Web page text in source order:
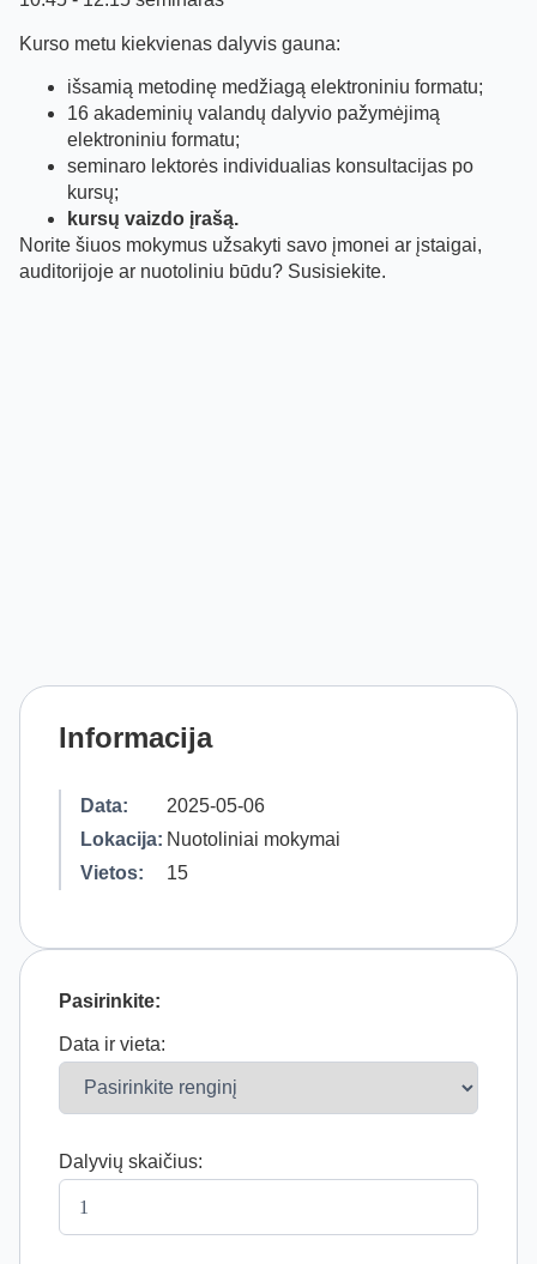
Kurso metu kiekvienas dalyvis gauna:
išsamią metodinę medžiagą elektroniniu formatu;
16 akademinių valandų dalyvio pažymėjimą
elektroniniu formatu;
seminaro lektorės individualias konsultacijas po
kursų;
kursų vaizdo įrašą.
Norite šiuos mokymus užsakyti savo įmonei ar įstaigai,
auditorijoje ar nuotoliniu būdu? Susisiekite.
Informacija
Data:
2025-05-06
Lokacija: Nuotoliniai mokymai
Vietos:
15
Pasirinkite:
Data ir vieta:
Dalyvių skaičius: